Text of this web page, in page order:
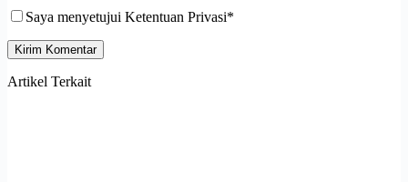
Saya menyetujui Ketentuan Privasi*
Kirim Komentar
Artikel Terkait